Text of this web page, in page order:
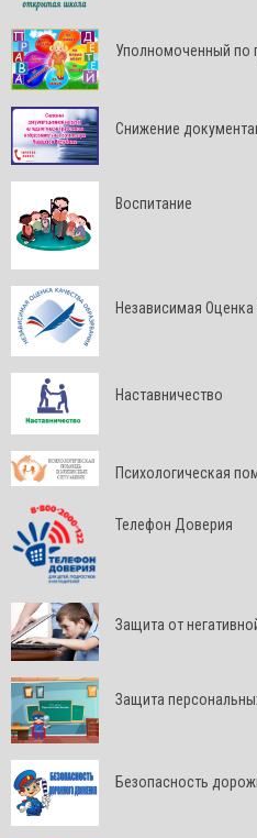
Уполномоченный по
Снижение
Воспитание
Независимая
Наставничество
Психологическая
Телефон Доверия
Защита от
Защита
Безопасность